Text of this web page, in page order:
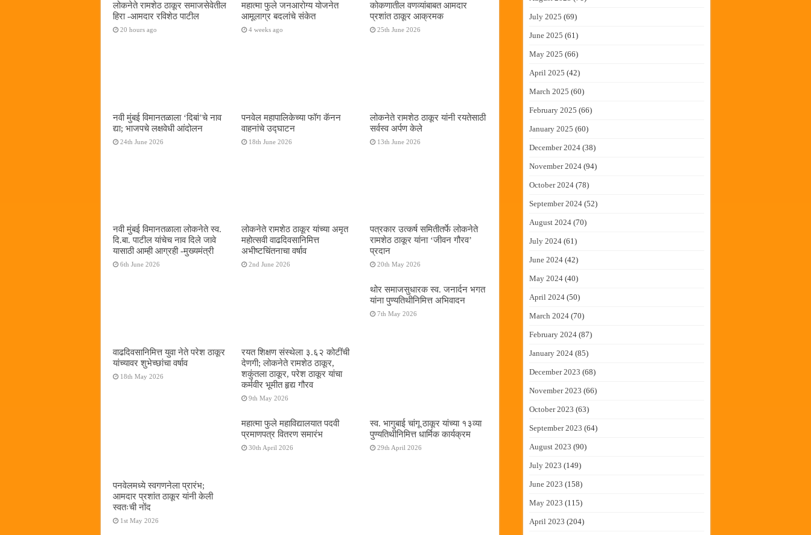
लोकनेते रामशेठ ठाकूर समाजसेवेतील
हिरा -आमदार रविशेठ पाटील
20 hours ago
महात्मा फुले जनआरोग्य योजनेत
आमूलाग्र बदलांचे संकेत
4 weeks ago
कोकणातील वणव्यांबाबत आमदार
प्रशांत ठाकूर आक्रमक
25th June 2026
नवी मुंबई विमानतळाला ‌‘दिबां‌’चे नाव
द्या; भाजपचे लक्षवेधी आंदोलन
24th June 2026
पनवेल महापालिकेच्या फॉग कॅनन
वाहनांचे उद्घाटन
18th June 2026
लोकनेते रामशेठ ठाकूर यांनी रयतेसाठी
सर्वस्व अर्पण केले
13th June 2026
नवी मुंबई विमानतळाला लोकनेते स्व.
दि.बा. पाटील यांचेच नाव दिले जावे
यासाठी आम्ही आग्रही -मुख्यमंत्री
6th June 2026
लोकनेते रामशेठ ठाकूर यांच्या अमृत
महोत्सवी वाढदिवसानिमित्त
अभीष्टचिंतनाचा वर्षाव
2nd June 2026
पत्रकार उत्कर्ष समितीतर्फे लोकनेते
रामशेठ ठाकूर यांना ‌‘जीवन गौरव‌’
प्रदान
20th May 2026
वाढदिवसानिमित्त युवा नेते परेश ठाकूर
यांच्यावर शुभेच्छांचा वर्षाव
18th May 2026
रयत शिक्षण संस्थेला ३.६२ कोटींची
देणगी; लोकनेते रामशेठ ठाकूर,
शकुंतला ठाकूर, परेश ठाकूर यांचा
कर्मवीर भूमीत हृद्य गौरव
9th May 2026
थोर समाजसुधारक स्व. जनार्दन भगत
यांना पुण्यतिथीनिमित्त अभिवादन
7th May 2026
पनवेलमध्ये स्वगणनेला प्रारंभ;
आमदार प्रशांत ठाकूर यांनी केली
स्वतःची नोंद
1st May 2026
महात्मा फुले महाविद्यालयात पदवी
प्रमाणपत्र वितरण समारंभ
30th April 2026
स्व. भागुबाई चांगू ठाकूर यांच्या १३व्या
पुण्यतिथीनिमित्त धार्मिक कार्यक्रम
29th April 2026
July 2025 (69)
June 2025 (61)
May 2025 (66)
April 2025 (42)
March 2025 (60)
February 2025 (66)
January 2025 (60)
December 2024 (38)
November 2024 (94)
October 2024 (78)
September 2024 (52)
August 2024 (70)
July 2024 (61)
June 2024 (42)
May 2024 (40)
April 2024 (50)
March 2024 (70)
February 2024 (87)
January 2024 (85)
December 2023 (68)
November 2023 (66)
October 2023 (63)
September 2023 (64)
August 2023 (90)
July 2023 (149)
June 2023 (158)
May 2023 (115)
April 2023 (204)